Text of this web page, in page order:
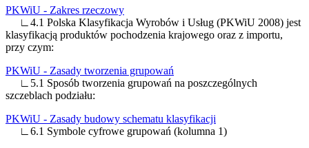
PKWiU - Zakres rzeczowy
∟4.1 Polska Klasyfikacja Wyrobów i Usług (PKWiU 2008) jest
klasyfikacją produktów pochodzenia krajowego oraz z importu,
przy czym:
PKWiU - Zasady tworzenia grupowań
∟5.1 Sposób tworzenia grupowań na poszczególnych
szczeblach podziału:
PKWiU - Zasady budowy schematu klasyfikacji
∟6.1 Symbole cyfrowe grupowań (kolumna 1)